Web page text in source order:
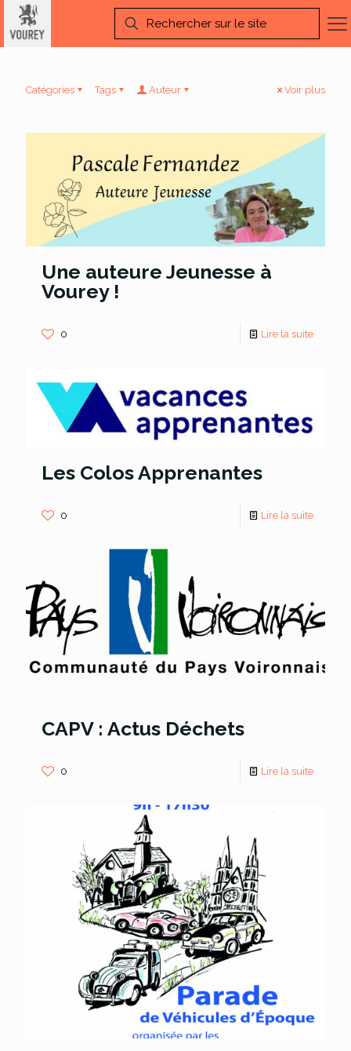
Catégories Tags Auteur Voir plus
Une auteure Jeunesse à
Vourey !
0 Lire la suite
Les Colos Apprenantes
0 Lire la suite
CAPV : Actus Déchets
0 Lire la suite